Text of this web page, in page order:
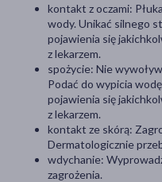
kontakt z oczami:
wody. Unikać silnego
pojawienia się
z lekarzem.
spożycie: Nie
Podać do wypicia
pojawienia się
z lekarzem.
kontakt ze skórą:
Dermatologicznie
wdychanie:
zagrożenia.